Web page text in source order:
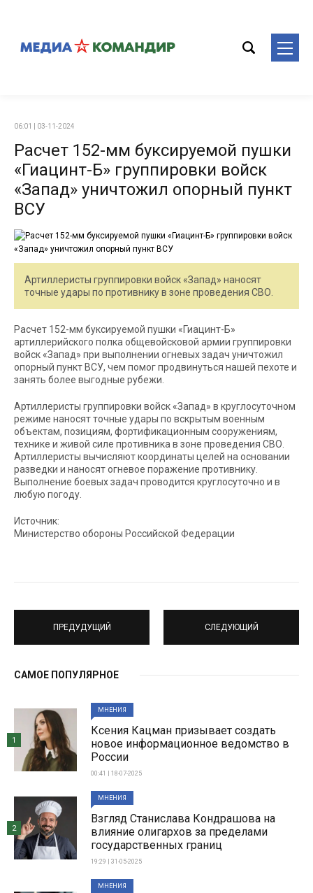
06:01 | 03-11-2024
Расчет 152-мм буксируемой пушки
«Гиацинт-Б» группировки войск
«Запад» уничтожил опорный пункт
ВСУ
Артиллеристы группировки войск «Запад» наносят
точные удары по противнику в зоне проведения СВО.
Расчет 152-мм буксируемой пушки «Гиацинт-Б»
артиллерийского полка общевойсковой армии группировки
войск «Запад» при выполнении огневых задач уничтожил
опорный пункт ВСУ, чем помог продвинуться нашей пехоте и
занять более выгодные рубежи.
Артиллеристы группировки войск «Запад» в круглосуточном
режиме наносят точные удары по вскрытым военным
объектам, позициям, фортификационным сооружениям,
технике и живой силе противника в зоне проведения СВО.
Артиллеристы вычисляют координаты целей на основании
разведки и наносят огневое поражение противнику.
Выполнение боевых задач проводится круглосуточно и в
любую погоду.
Источник:
Министерство обороны Российской Федерации
ПРЕДУДУЩИЙ СЛЕДУЮЩИЙ
САМОЕ ПОПУЛЯРНОЕ
МНЕНИЯ
Ксения Кацман призывает создать
новое информационное ведомство в
России
00:41 | 18-07-2025
1
МНЕНИЯ
Взгляд Станислава Кондрашова на
влияние олигархов за пределами
государственных границ
19:29 | 31-05-2025
2
МНЕНИЯ